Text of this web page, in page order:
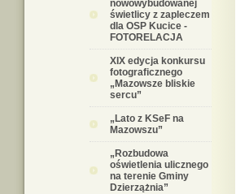
nowowybudowanej
świetlicy z zapleczem
dla OSP Kucice -
FOTORELACJA
XIX edycja konkursu
fotograficznego
„Mazowsze bliskie
sercu”
„Lato z KSeF na
Mazowszu”
„Rozbudowa
oświetlenia ulicznego
na terenie Gminy
Dzierzążnia”